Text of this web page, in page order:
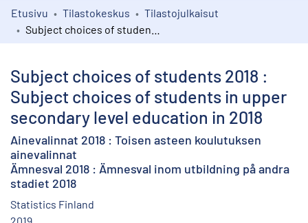
Kokoelmat
Etusivu Tilastokeskus
Tilastojulkaisut
Subject choices of students 2018 :
Subject choices of students in upper
secondary level education in 2018
Ainevalinnat 2018 : Toisen asteen koulutuksen
ainevalinnat
Ämnesval 2018 : Ämnesval inom utbildning på andra
stadiet 2018
Statistics Finland